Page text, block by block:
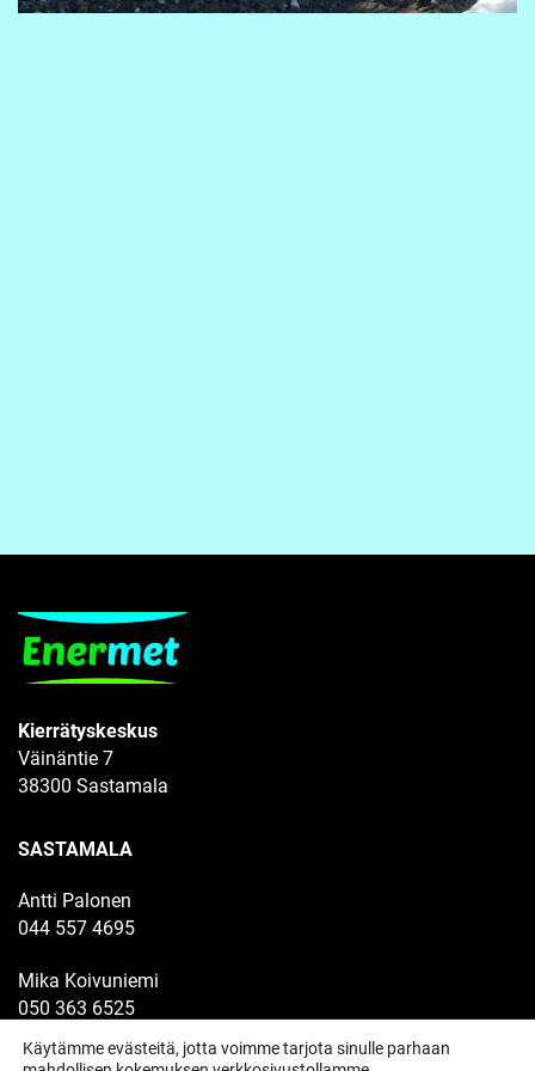
Kierrätyskeskus
Väinäntie 7
38300 Sastamala
SASTAMALA
Antti Palonen
044 557 4695
Mika Koivuniemi
050 363 6525
Hake/vaihtolavat
Käytämme evästeitä, jotta voimme tarjota sinulle parhaan